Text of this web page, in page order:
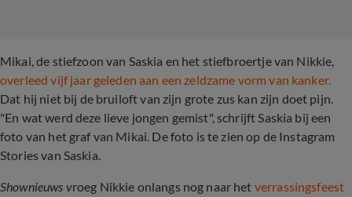
Mikai, de stiefzoon van Saskia en het stiefbroertje van Nikkie,
overleed vijf jaar geleden aan een zeldzame vorm van kanker.
Dat hij niet bij de bruiloft van zijn grote zus kan zijn doet pijn.
"En wat werd deze lieve jongen gemist", schrijft Saskia bij een
foto van het graf van Mikai. De foto is te zien op de Instagram
Stories van Saskia.
Shownieuws vroeg Nikkie onlangs nog naar het verrassingsfeest